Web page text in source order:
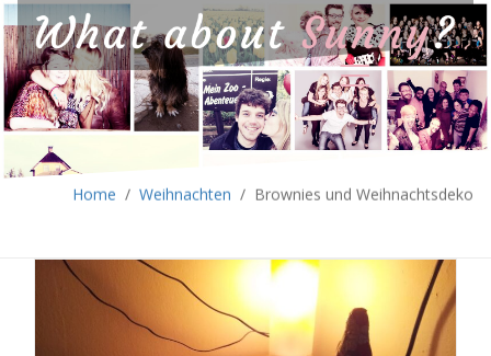
Home / Weihnachten / Brownies und Weihnachtsdeko